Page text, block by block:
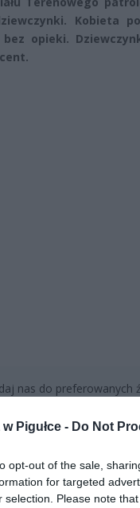
Pigułce - Do Not
opt-out of the sale,
for targeted
selection. Please note
Kobieta
bez opieki.
nas do preferowanych